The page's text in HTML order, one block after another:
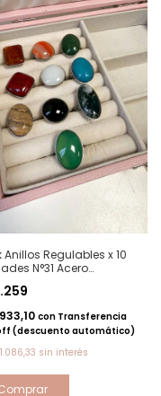
Anillos Regulables x 10
N°31 Acero
con Transferencia
(descuento automático)
sin interés